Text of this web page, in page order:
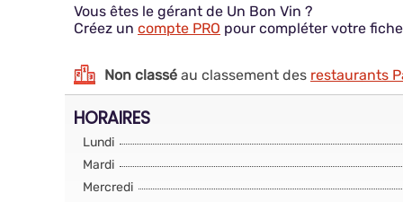
Vous êtes le gérant de Un Bon Vin ?
Créez un compte PRO pour compléter votre
Non classé au classement des restaurants
HORAIRES
Lundi
Mardi
Mercredi